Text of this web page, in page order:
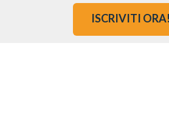
ISCRIVITI ORA!